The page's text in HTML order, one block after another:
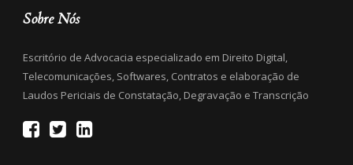
Sobre Nós
Escritório de Advocacia especializado em Direito Digital,
Telecomunicações, Softwares, Contratos e elaboração de
Laudos Periciais de Constatação, Degravação e Transcrição